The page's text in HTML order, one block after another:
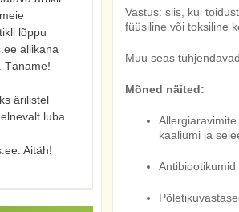
Vastus: siis, kui
füüsiline või toksiline
Muu seas
Mõned näited:
kaaliumi ja
lõppu
allikana
Täname!
ärilistel
luba
Aitäh!